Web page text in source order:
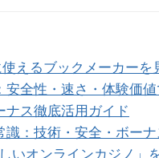
えるブックメーカーを
全性・速さ・体験価
ナス徹底活用ガイド
：技術・安全・ボー
オンラインカジノ」